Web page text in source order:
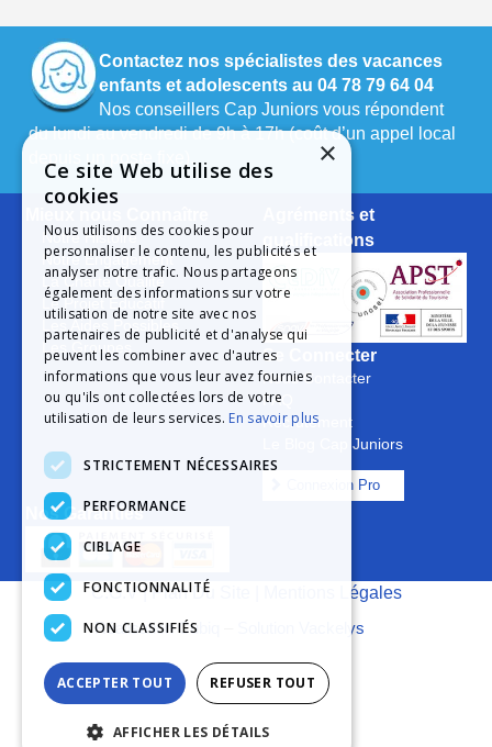
Contactez nos spécialistes des vacances
enfants et adolescents au 04 78 79 64 04
Nos conseillers Cap Juniors vous répondent
du lundi au vendredi de 9h à 17h (coût d’un appel local
Notre Histoire
Notre Engagement
La Charte Qualité
Le Projet Educatif
Les Aides Possibles
Les Groupes
Agréments et
qualifications
Se Connecter
Nous Contacter
FAQ
Recrutement
Le Blog Cap Juniors
Connexion Pro
Nos Garanties
C.G.V|Plan Du Site
Mentions Légales
Réalisation Cubiq
Solution Vackelys
×
Ce site Web utilise des
cookies
Nous utilisons des cookies pour
personnaliser le contenu, les publicités et
analyser notre trafic. Nous partageons
également des informations sur votre
utilisation de notre site avec nos
partenaires de publicité et d'analyse qui
peuvent les combiner avec d'autres
informations que vous leur avez fournies
ou qu'ils ont collectées lors de votre
utilisation de leurs services. En savoir plus
STRICTEMENT NÉCESSAIRES
PERFORMANCE
CIBLAGE
FONCTIONNALITÉ
NON CLASSIFIÉS
ACCEPTER TOUT REFUSER TOUT
AFFICHER LES DÉTAILS